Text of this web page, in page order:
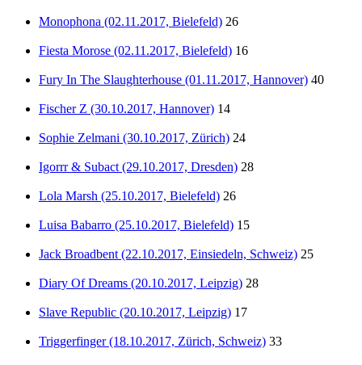
Monophona (02.11.2017, Bielefeld) 26
Fiesta Morose (02.11.2017, Bielefeld) 16
Fury In The Slaughterhouse (01.11.2017, Hannover) 40
Fischer Z (30.10.2017, Hannover) 14
Sophie Zelmani (30.10.2017, Zürich) 24
Igorrr & Subact (29.10.2017, Dresden) 28
Lola Marsh (25.10.2017, Bielefeld) 26
Luisa Babarro (25.10.2017, Bielefeld) 15
Jack Broadbent (22.10.2017, Einsiedeln, Schweiz) 25
Diary Of Dreams (20.10.2017, Leipzig) 28
Slave Republic (20.10.2017, Leipzig) 17
Triggerfinger (18.10.2017, Zürich, Schweiz) 33